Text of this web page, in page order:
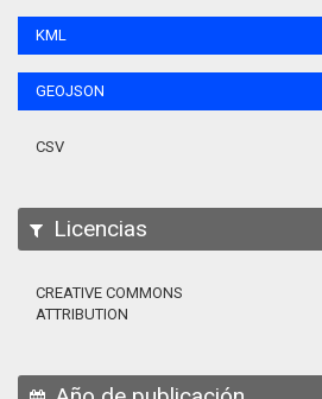
KML
GEOJSON
CSV
Licencias
CREATIVE COMMONS
ATTRIBUTION